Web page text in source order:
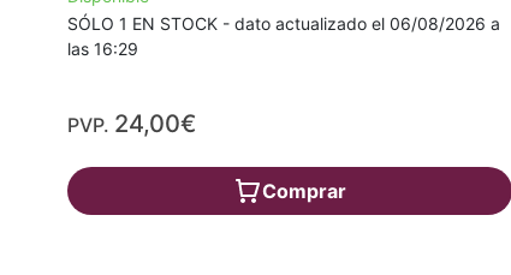
SÓLO 1 EN STOCK - dato actualizado el 06/08/2026 a
las 16:29
PVP. 24,00€
Comprar